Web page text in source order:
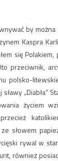
by
Kaspra
się Polakiem,
przeciwnik,
polsko-
„Diabła”
życiem
słowem
rywal w
również